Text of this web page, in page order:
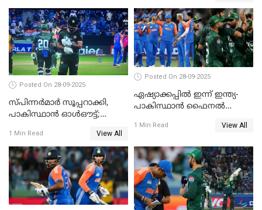
Posted On 28-09-2025
സ്പിന്നർമാർ സൂപ്പറാക്കി,
പാകിസ്ഥാൻ ഓൾഔട്ട്;
വിജയലക്ഷ്യം, കുൽദീപിന് 4
വിക്കറ്റ്
1 Min Read View All
Posted On 28-09-2025
ഏഷ്യാക്കപ്പില്‍ ഇന്ന് ഇന്ത്യ-
പാകിസ്ഥാന്‍ ഫൈനല്‍
1 Min Read View All